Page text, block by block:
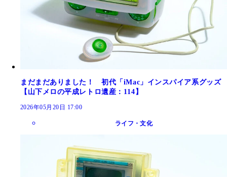
まだまだありました！ 初代「iMac」インスパイア系グッズ
【山下メロの平成レトロ遺産：114】
2026年05月20日 17:00
ライフ・文化